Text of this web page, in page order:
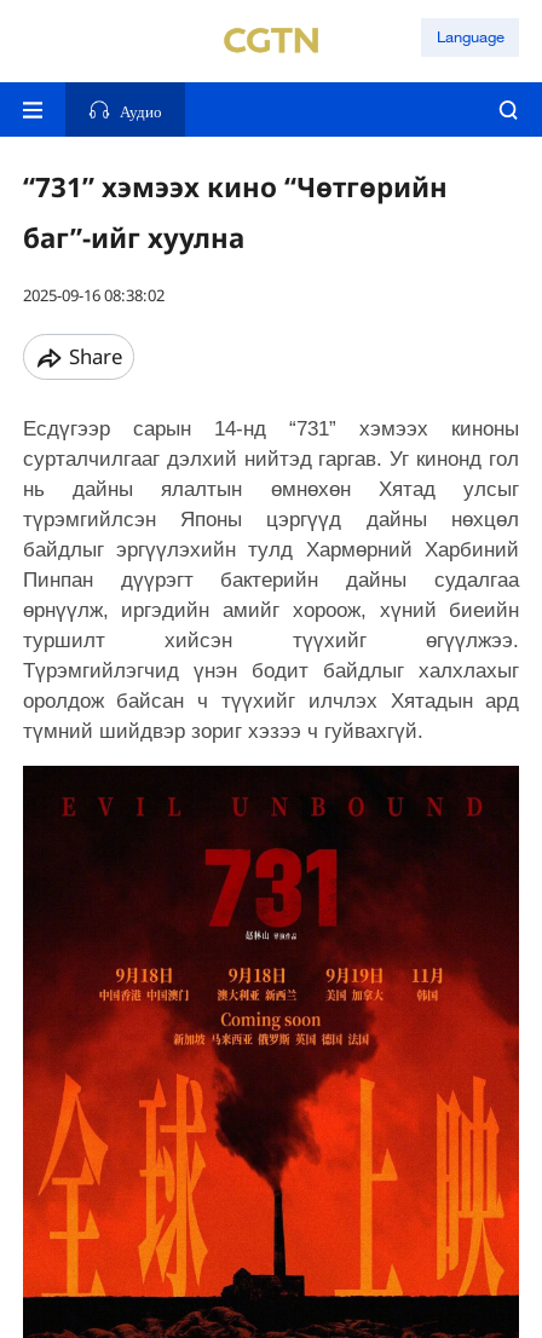
Language
Аудио
“731” хэмээх кино “Чөтгөрийн
баг”-ийг хуулна
2025-09-16 08:38:02
Share
Есдүгээр сарын 14-нд “731” хэмээх киноны
сурталчилгааг дэлхий нийтэд гаргав. Уг кинонд гол
нь дайны ялалтын өмнөхөн Хятад улсыг
түрэмгийлсэн Японы цэргүүд дайны нөхцөл
байдлыг эргүүлэхийн тулд Хармөрний Харбиний
Пинпан дүүрэгт бактерийн дайны судалгаа
өрнүүлж, иргэдийн амийг хороож, хүний биеийн
туршилт хийсэн түүхийг өгүүлжээ.
Түрэмгийлэгчид үнэн бодит байдлыг халхлахыг
оролдож байсан ч түүхийг илчлэх Хятадын ард
түмний шийдвэр зориг хэзээ ч гуйвахгүй.